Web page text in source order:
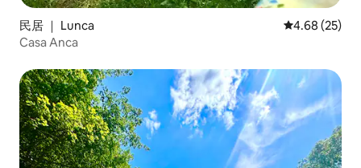
民居 ｜ Lunca 平均评分
4.68 (25)
Casa Anca